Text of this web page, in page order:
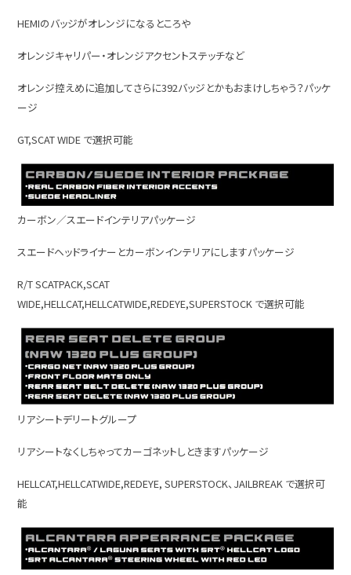
HEMIのバッジがオレンジになるところや
オレンジキャリパー・オレンジアクセントステッチなど
オレンジ控えめに追加してさらに392バッジとかもおまけしちゃう？パッケ
ージ
GT,SCAT WIDE で選択可能
カーボン／スエードインテリアパッケージ
スエードヘッドライナーとカーボンインテリアにしますパッケージ
R/T SCATPACK,SCAT
WIDE,HELLCAT,HELLCATWIDE,REDEYE,SUPERSTOCK で選択可能
リアシートデリートグループ
リアシートなくしちゃってカーゴネットしときますパッケージ
HELLCAT,HELLCATWIDE,REDEYE, SUPERSTOCK、JAILBREAK で選択可
能